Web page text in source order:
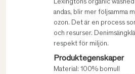
Lexingtons organic
andas, blir mer följsamma
ozon. Det är en process
och resurser.
respekt för miljön.
Produktegenskaper
Material: 100% bomull